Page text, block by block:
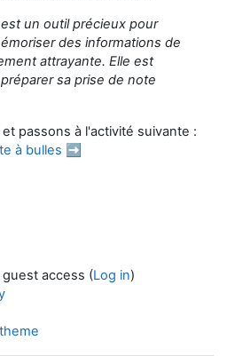
un outil précieux pour
des informations de
attrayante. Elle est
sa prise de note
passons à l'activité suivante :
à bulles ➡️
guest access (Log in)